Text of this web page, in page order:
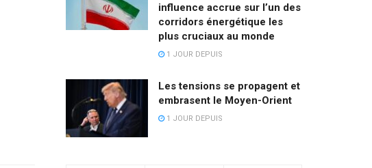
influence accrue sur l’un des
corridors énergétique les
plus cruciaux au monde
1 JOUR DEPUIS
Les tensions se propagent et
embrasent le Moyen-Orient
1 JOUR DEPUIS